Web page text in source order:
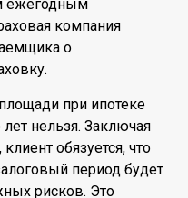
ежегодным
компания
о
при ипотеке
нельзя. Заключая
обязуется, что
период будет
рисков. Это